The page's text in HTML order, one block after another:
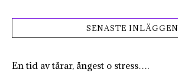
SENASTE INLÄGGEN
En tid av tårar, ångest o stress….